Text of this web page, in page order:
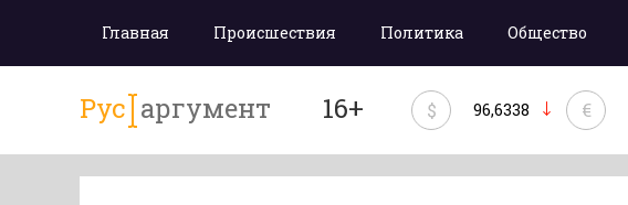
Главная Происшествия Политика Общество
Рус аргумент 16+ $ 96,6338 €